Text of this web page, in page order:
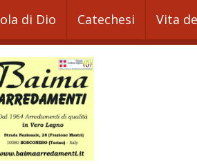
di Dio Catechesi Vita